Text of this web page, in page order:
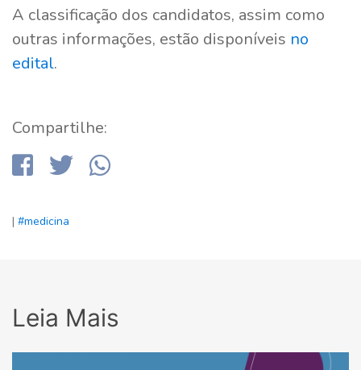
A classificação dos candidatos, assim como
outras informações, estão disponíveis no
edital.
Compartilhe:
| #medicina
Leia Mais